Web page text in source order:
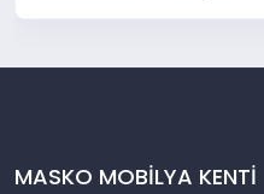
MASKO MOBİLYA KENTİ